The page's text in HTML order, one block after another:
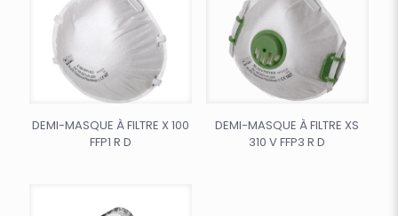
DEMI-MASQUE À FILTRE X 100
FFP1 R D
DEMI-MASQUE À FILTRE XS
310 V FFP3 R D